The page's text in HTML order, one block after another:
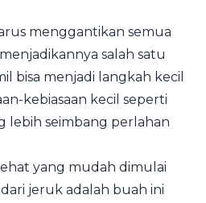
menggantikan semua
salah satu
bisa menjadi langkah kecil
kebiasaan kecil seperti
lebih seimbang perlahan
yang mudah dimulai
jeruk adalah buah ini